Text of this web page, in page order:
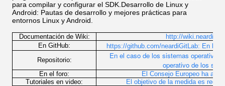
para compilar y configurar el SDK.Desarrollo de Linux y
Android: Pautas de desarrollo y mejores prácticas para
entornos Linux y Android.
Documentación de Wiki:
http://
En GitHub:
https://github.com/neardiGitLab: En la
Repositorio:
En el caso de los sistemas
operativo de los
En el foro:
El Consejo Europeo ha
Tutoriales en video:
El objetivo de la medida es